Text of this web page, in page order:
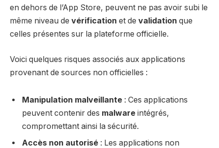
en dehors de l’App Store, peuvent ne pas avoir subi le
même niveau de vérification et de validation que
celles présentes sur la plateforme officielle.
Voici quelques risques associés aux applications
provenant de sources non officielles :
Manipulation malveillante : Ces applications
peuvent contenir des malware intégrés,
compromettant ainsi la sécurité.
Accès non autorisé : Les applications non